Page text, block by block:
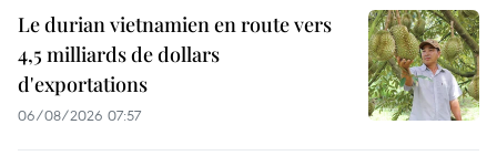
Le durian vietnamien en route vers
4,5 milliards de dollars
d'exportations
06/08/2026 07:57